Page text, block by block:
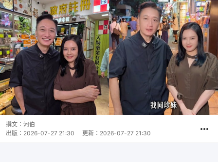
撰文： 河伯
出版： 2026-07-27 21:30 更新： 2026-07-27 21:30